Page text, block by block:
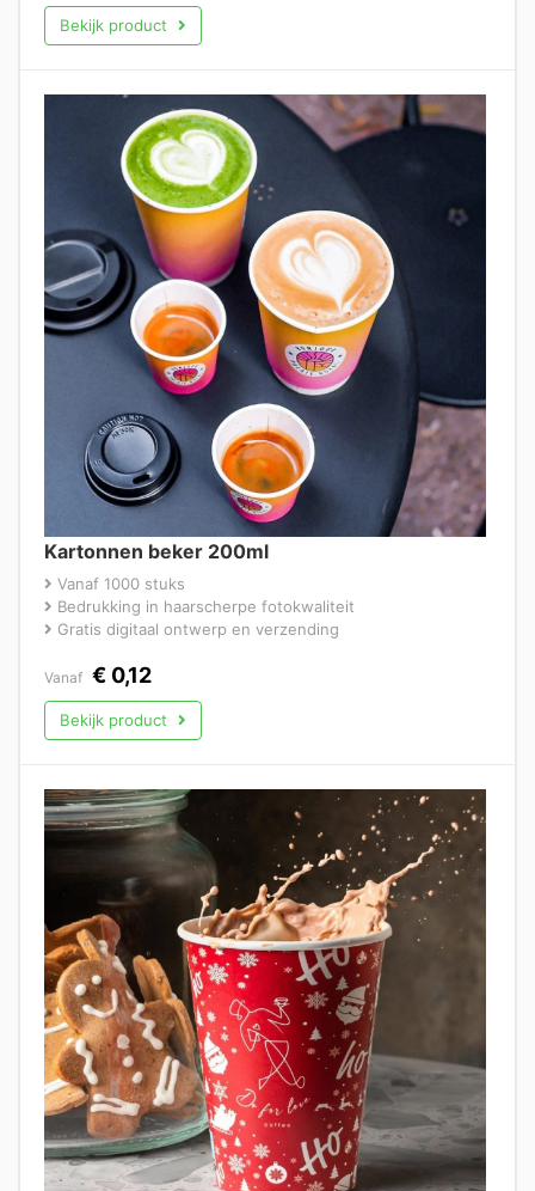
Bekijk product
Kartonnen beker 200ml
Vanaf 1000 stuks
Bedrukking in haarscherpe fotokwaliteit
Gratis digitaal ontwerp en verzending
Vanaf € 0,12
Bekijk product